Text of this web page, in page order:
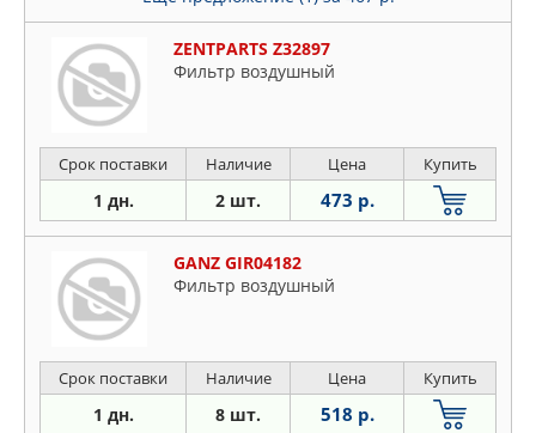
ZENTPARTS Z32897
Фильтр воздушный
Срок поставки Наличие Цена Купить
1 дн. 2 шт. 473 р.
GANZ GIR04182
Фильтр воздушный
Срок поставки Наличие Цена Купить
1 дн. 8 шт. 518 р.